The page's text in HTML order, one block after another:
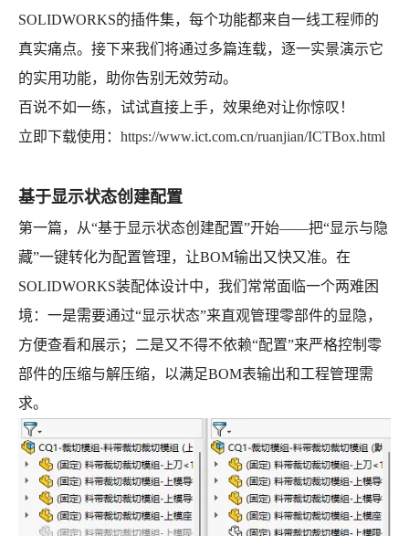
SOLIDWORKS的插件集，每个功能都来自一线工程师的
真实痛点。接下来我们将通过多篇连载，逐一实景演示它
的实用功能，助你告别无效劳动。
百说不如一练，试试直接上手，效果绝对让你惊叹！
立即下载使用： https://www.ict.com.cn/ruanjian/ICTBox.html
基于显示状态创建配置
第一篇，从“基于显示状态创建配置”开始——把“显示与隐
藏”一键转化为配置管理，让BOM输出又快又准。在
SOLIDWORKS装配体设计中，我们常常面临一个两难困
境：一是需要通过“显示状态”来直观管理零部件的显隐，
方便查看和展示；二是又不得不依赖“配置”来严格控制零
部件的压缩与解压缩，以满足BOM表输出和工程管理需
求。